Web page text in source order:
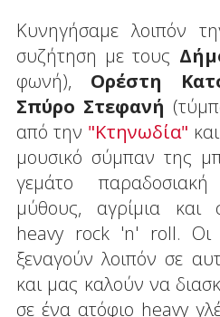
Κυνηγήσαμε λοιπόν
συζήτηση με τους
φωνή), Ορέστη
Σπύρο Στεφανή
από την "Κτηνωδία"
μουσικό σύμπαν της
γεμάτο
μύθους, αγρίμια και
heavy rock 'n' roll. Οι
ξεναγούν λοιπόν σε
και μας καλούν να
σε ένα ατόφιο heavy